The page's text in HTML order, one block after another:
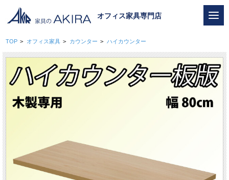
オフィス家具専門店
TOP > オフィス家具 > カウンター > ハイカウンター